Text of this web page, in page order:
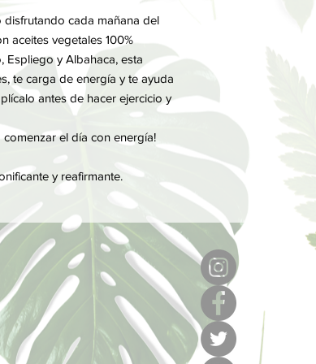
disfrutando cada mañana del
aceites vegetales 100%
Espliego y Albahaca, esta
te carga de energía y te ayuda
antes de hacer ejercicio y
el día con energía!
y reafirmante.